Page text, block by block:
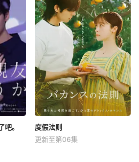
吧。
度假法则
更新至第06集